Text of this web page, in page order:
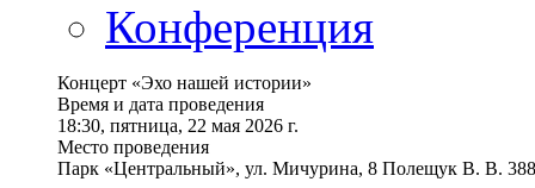
Конференция
Концерт «Эхо нашей истории»
Время и дата проведения
18:30, пятница, 22 мая 2026 г.
Место проведения
Парк «Центральный», ул. Мичурина, 8 Полещук В. В.